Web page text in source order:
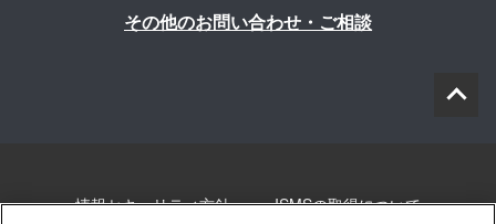
その他のお問い合わせ・ご相談
情報セキュリティ方針 ISMSの取得について